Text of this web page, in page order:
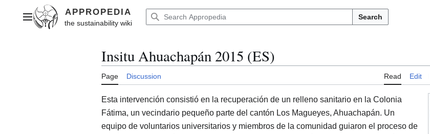
contentMain menu Search
Insitu Ahuachapán 2015 (ES)
Page Discussion Read Edit
Esta intervención consistió en la recuperación de un relleno sanitario en la Colonia
Fátima, un vecindario pequeño parte del cantón Los Magueyes, Ahuachapán. Un
equipo de voluntarios universitarios y miembros de la comunidad guiaron el proceso de